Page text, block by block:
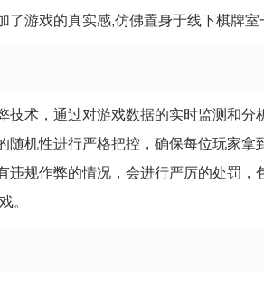
游戏的真实感,仿佛置身于线下棋牌室
术，通过对游戏数据的实时监测和分
机性进行严格把控，确保每位玩家拿
违规作弊的情况，会进行严厉的处罚，
。